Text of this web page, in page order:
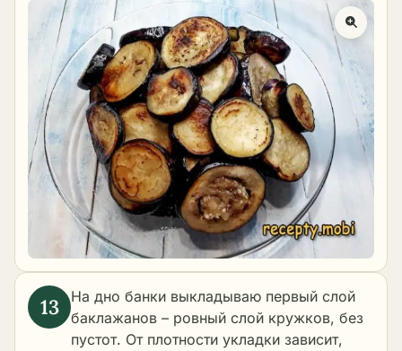
На дно банки выкладываю первый слой
баклажанов – ровный слой кружков, без
пустот. От плотности укладки зависит,